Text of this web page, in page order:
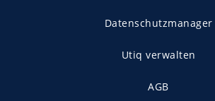
Datenschutzmanager
Utiq verwalten
AGB